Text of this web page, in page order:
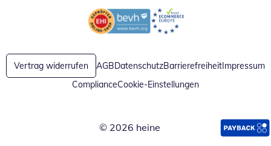
Öffnet in neuem FensterÖffnet in neuem Fenster
Vertrag widerrufen AGBDatenschutzBarrierefreiheitImpressum
ComplianceCookie-Einstellungen
© 2026 heine